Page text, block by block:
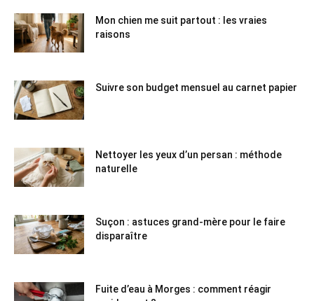
Mon chien me suit partout : les vraies
raisons
Suivre son budget mensuel au carnet papier
Nettoyer les yeux d’un persan : méthode
naturelle
Suçon : astuces grand-mère pour le faire
disparaître
Fuite d’eau à Morges : comment réagir